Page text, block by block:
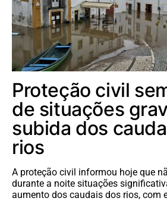
Proteção civil
de situações
subida dos
rios
A proteção civil informou hoje que
durante a noite situações
aumento dos caudais dos rios, com